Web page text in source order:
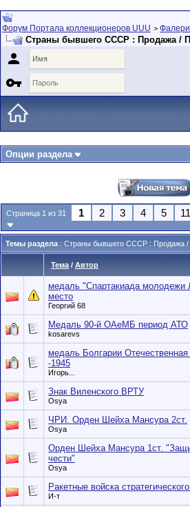
Форум Портала коллекционеров UUU >
Страны бывшего СССР : Продажа /


Опции раздела
Страница 1 из 31 1 2 3 4 5 11
Темы раздела : Страны бывшего СССР : Продажа /
Тема / Автор
медаль "Спартакиада молодежи
место
Георгий 68
Медаль 90-й ОАеМБ период АТО
kosarevs
медаль Болгарии Отечественная
-1945
Игорь...
Знак Виленского ВРТУ
Osya
ЧРИ. Орден Шейха Мансура 2ст.
Osya
Орден Шейха Мансура 1ст.
чести"
Osya
Ракетные войска
И-т